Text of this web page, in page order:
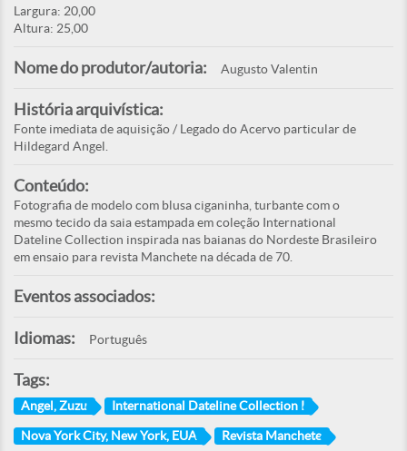
Largura: 20,00
Altura: 25,00
Nome do produtor/autoria: Augusto Valentin
História arquivística:
Fonte imediata de aquisição / Legado do Acervo particular de
Hildegard Angel.
Conteúdo:
Fotografia de modelo com blusa ciganinha, turbante com o
mesmo tecido da saia estampada em coleção International
Dateline Collection inspirada nas baianas do Nordeste Brasileiro
em ensaio para revista Manchete na década de 70.
Eventos associados:
Idiomas: Português
Tags:
Angel, Zuzu International Dateline Collection I
Nova York City, New York, EUA Revista Manchete